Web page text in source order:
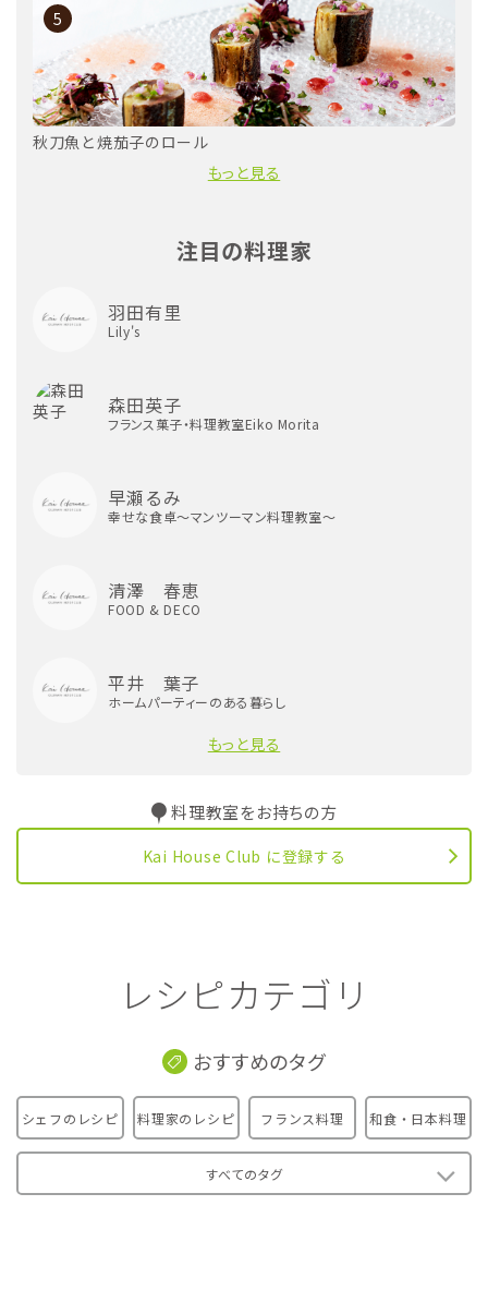
5
秋刀魚と焼茄子のロール
もっと見る
注目の料理家
羽田有里
Lily's
森田英子
フランス菓子・料理教室Eiko Morita
早瀬るみ
幸せな食卓〜マンツーマン料理教室〜
清澤 春恵
FOOD & DECO
平井 葉子
ホームパーティーのある暮らし
もっと見る
料理教室をお持ちの方
Kai House Club に登録する
レシピカテゴリ
おすすめのタグ
シェフのレシピ 料理家のレシピ フランス料理 和食・日本料理
すべてのタグ